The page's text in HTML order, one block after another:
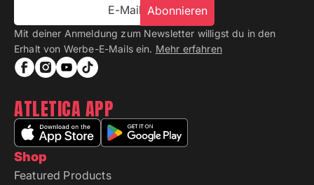
Shop
Featured Products
E-Mail Abonnieren
Mit deiner Anmeldung zum Newsletter willigst du in den
Erhalt von Werbe-E-Mails ein. Mehr erfahren
ATLETICA APP